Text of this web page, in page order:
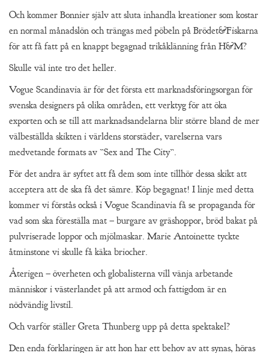
Och kommer Bonnier själv att sluta inhandla kreationer som kostar
en normal månadslön och trängas med pöbeln på Brödet&Fiskarna
för att få fatt på en knappt begagnad trikåklänning från H&M?
Skulle väl inte tro det heller.
Vogue Scandinavia är för det första ett marknadsföringsorgan för
svenska designers på olika områden, ett verktyg för att öka
exporten och se till att marknadsandelarna blir större bland de mer
välbeställda skikten i världens storstäder, varelserna vars
medvetande formats av ”Sex and The City”.
För det andra är syftet att få dem som inte tillhör dessa skikt att
acceptera att de ska få det sämre. Köp begagnat! I linje med detta
kommer vi förstås också i Vogue Scandinavia få se propaganda för
vad som ska föreställa mat – burgare av gräshoppor, bröd bakat på
pulvriserade loppor och mjölmaskar. Marie Antoinette tyckte
åtminstone vi skulle få käka briocher.
Återigen – överheten och globalisterna vill vänja arbetande
människor i västerlandet på att armod och fattigdom är en
nödvändig livstil.
Och varför ställer Greta Thunberg upp på detta spektakel?
Den enda förklaringen är att hon har ett behov av att synas, höras